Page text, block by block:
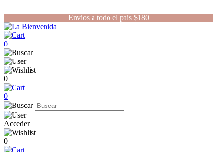
Envíos a todo el país $180
0
0
0
Acceder
0